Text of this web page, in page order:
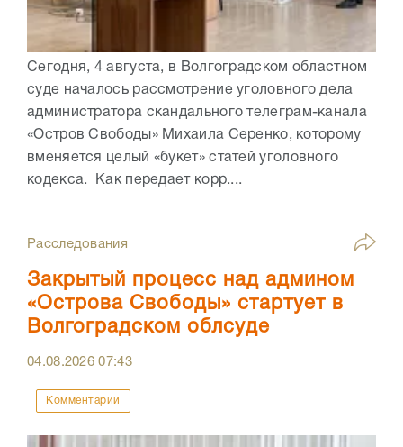
Сегодня, 4 августа, в Волгоградском областном
суде началось рассмотрение уголовного дела
администратора скандального телеграм-канала
«Остров Свободы» Михаила Серенко, которому
вменяется целый «букет» статей уголовного
кодекса. Как передает корр....
Расследования
Закрытый процесс над админом
«Острова Свободы» стартует в
Волгоградском облсуде
04.08.202607:43
Комментарии